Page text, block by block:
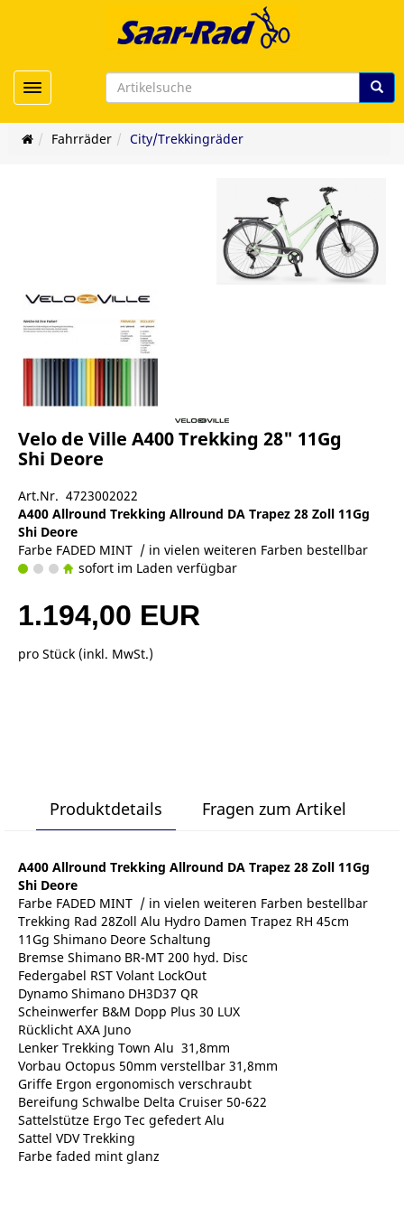
Toggle navigation
Fahrräder City/Trekkingräder
Velo de Ville A400 Trekking 28" 11Gg
Shi Deore
Art.Nr. 4723002022
A400 Allround Trekking Allround DA Trapez 28 Zoll 11Gg
Shi Deore
Farbe FADED MINT / in vielen weiteren Farben bestellbar
sofort im Laden verfügbar
1.194,00 EUR
pro Stück (inkl. MwSt.)
Produktdetails Fragen zum Artikel
A400 Allround Trekking Allround DA Trapez 28 Zoll 11Gg
Shi Deore
Farbe FADED MINT / in vielen weiteren Farben bestellbar
Trekking Rad 28Zoll Alu Hydro Damen Trapez RH 45cm
11Gg Shimano Deore Schaltung
Bremse Shimano BR-MT 200 hyd. Disc
Federgabel RST Volant LockOut
Dynamo Shimano DH3D37 QR
Scheinwerfer B&M Dopp Plus 30 LUX
Rücklicht AXA Juno
Lenker Trekking Town Alu 31,8mm
Vorbau Octopus 50mm verstellbar 31,8mm
Griffe Ergon ergonomisch verschraubt
Bereifung Schwalbe Delta Cruiser 50-622
Sattelstütze Ergo Tec gefedert Alu
Sattel VDV Trekking
Farbe faded mint glanz